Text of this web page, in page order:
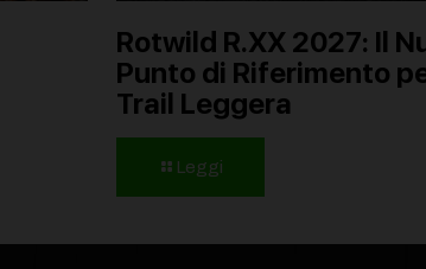
Rotwild R.XX 2027: Il
Punto di Riferimento
Trail Leggera
Leggi